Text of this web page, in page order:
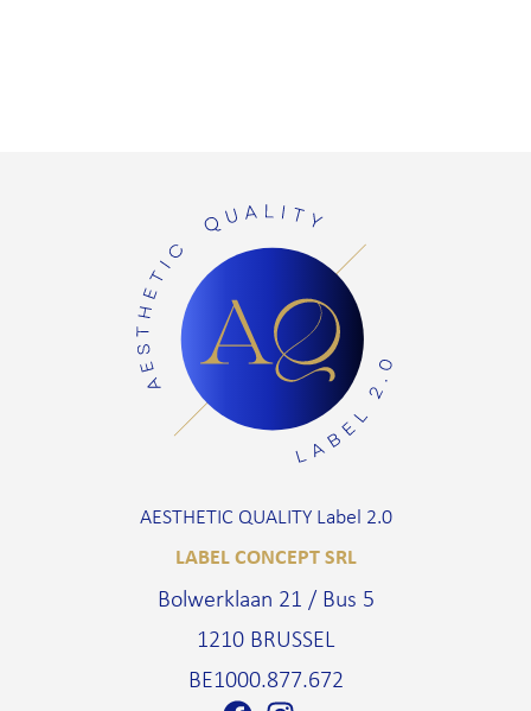
AESTHETIC QUALITY Label 2.0
LABEL CONCEPT SRL
Bolwerklaan 21 / Bus 5
1210 BRUSSEL
BE1000.877.672